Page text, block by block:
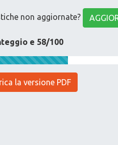
non aggiornate?
e 58/100
la versione PDF